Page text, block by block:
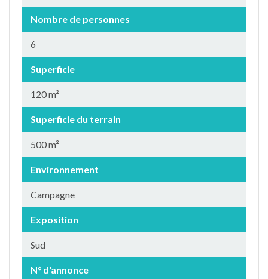
Nombre de personnes
6
Superficie
120 m²
Superficie du terrain
500 m²
Environnement
Campagne
Exposition
Sud
N° d'annonce